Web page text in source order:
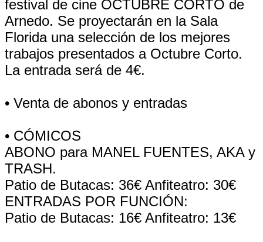
festival de cine OCTUBRE CORTO de
Arnedo. Se proyectarán en la Sala
Florida una selección de los mejores
trabajos presentados a Octubre Corto.
La entrada será de 4€.
• Venta de abonos y entradas
• CÓMICOS
ABONO para MANEL FUENTES, AKA y
TRASH.
Patio de Butacas: 36€ Anfiteatro: 30€
ENTRADAS POR FUNCIÓN:
Patio de Butacas: 16€ Anfiteatro: 13€